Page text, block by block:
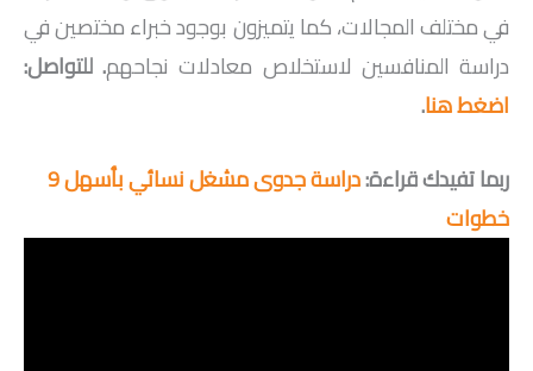
في مختلف المجالات، كما يتميزون بوجود خبراء مختصين في
دراسة المنافسين لاستخلاص معادلات نجاحهم. للتواصل:
اضغط هنا.
ربما تفيدك قراءة:
دراسة جدوى مشغل نسائي بأسهل 9
خطوات